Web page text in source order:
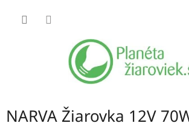
NARVA Žiarovka 12V